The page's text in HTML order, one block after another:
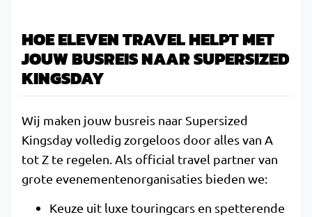
HOE ELEVEN TRAVEL HELPT MET
JOUW BUSREIS NAAR SUPERSIZED
KINGSDAY
Wij maken jouw busreis naar Supersized
Kingsday volledig zorgeloos door alles van A
tot Z te regelen. Als official travel partner van
grote evenementenorganisaties bieden we:
Keuze uit luxe touringcars en spetterende